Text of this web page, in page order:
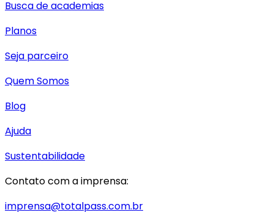
Busca de academias
Planos
Seja parceiro
Quem Somos
Blog
Ajuda
Sustentabilidade
Contato com a imprensa:
imprensa@totalpass.com.br